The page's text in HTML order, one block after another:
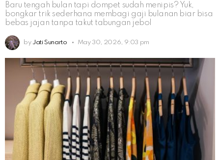
Baru tengah bulan tapi dompet sudah menipis? Yuk,
bongkar trik sederhana membagi gaji bulanan biar bisa
bebas jajan tanpa takut tabungan jebol
by Jati Sunarto May 30, 2026, 9:03 pm